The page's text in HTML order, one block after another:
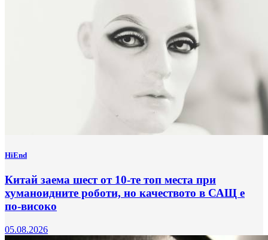
HiEnd
Китай заема шест от 10-те топ места при
хуманоидните роботи, но качеството в САЩ е
по-високо
05.08.2026